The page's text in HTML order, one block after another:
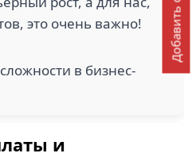
это очень важно!
в бизнес-
и